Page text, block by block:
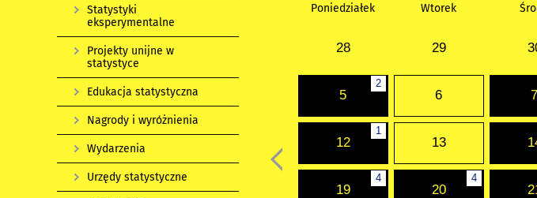
Poniedziałek Wtorek
28 29
2
5 6 7
1
12 13
4
19
4
20
Statystyki
eksperymentalne
Projekty unijne w
statystyce
Edukacja statystyczna
Nagrody i wyróżnienia
Wydarzenia
Urzędy statystyczne